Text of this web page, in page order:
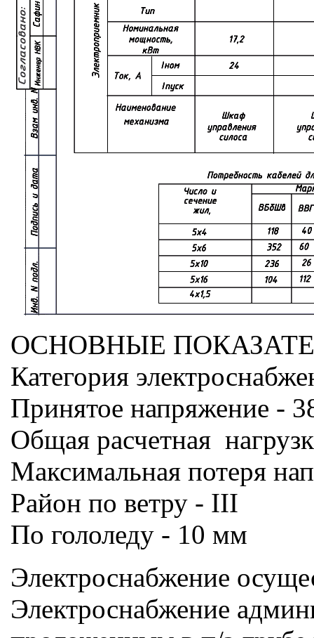
ОСНОВНЫЕ
Категория
Принятое напряжение -
Общая расчетная
Максимальная потеря
Район по ветру - III
По гололеду - 10 мм
Электроснабжение
Электроснабжение